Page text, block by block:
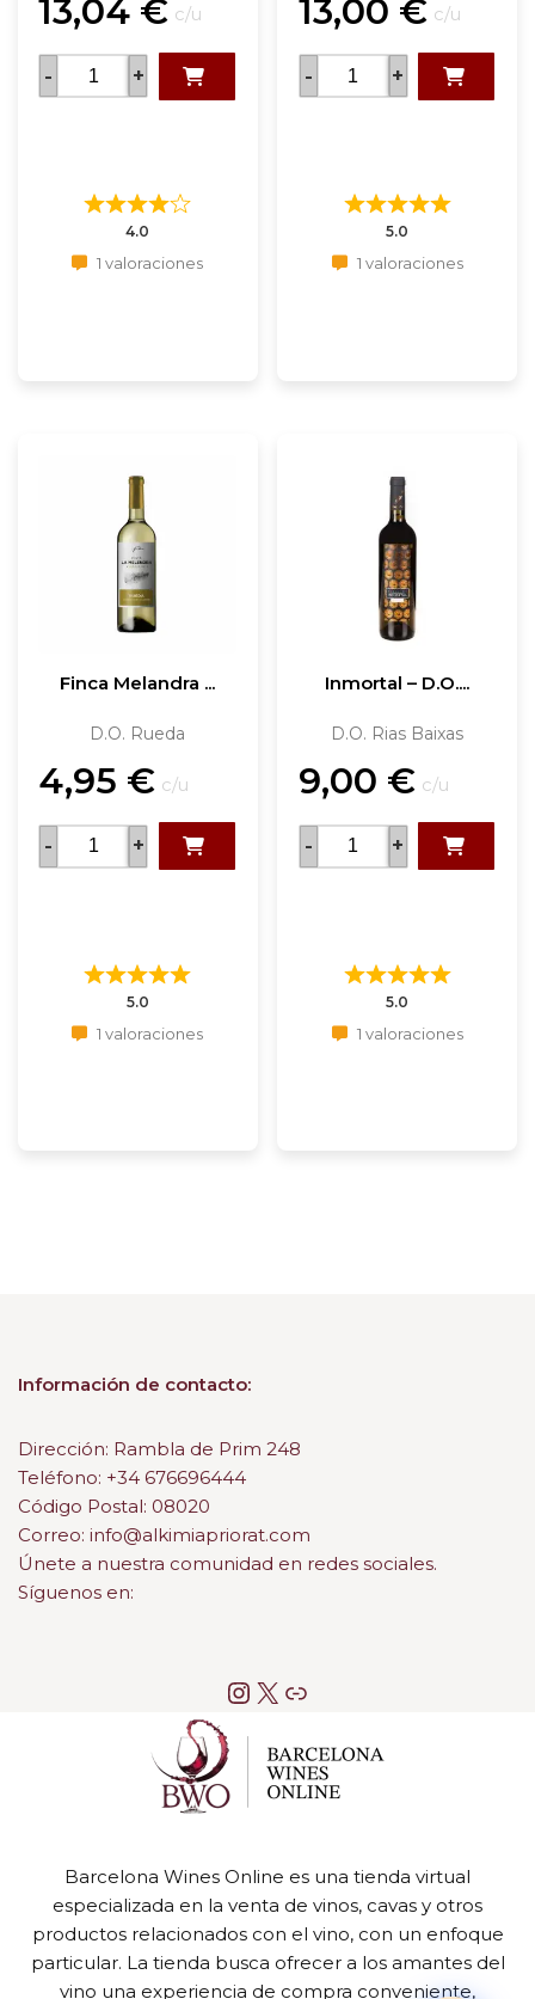
13,04 € c/u
- +
4.0
1 valoraciones
13,00 € c/u
- +
5.0
1 valoraciones
Finca Melandra ...
D.O. Rueda
4,95 € c/u
- +
5.0
1 valoraciones
Inmortal – D.O....
D.O. Rias Baixas
9,00 € c/u
- +
5.0
1 valoraciones
Información de contacto:
Dirección: Rambla de Prim 248
Teléfono: +34 676696444
Código Postal: 08020
Correo: info@alkimiapriorat.com
Únete a nuestra comunidad en redes sociales.
Síguenos en:
Barcelona Wines Online es una tienda virtual
especializada en la venta de vinos, cavas y otros
productos relacionados con el vino, con un enfoque
particular. La tienda busca ofrecer a los amantes del
vino una experiencia de compra conveniente,